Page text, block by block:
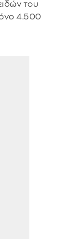
του
4.500